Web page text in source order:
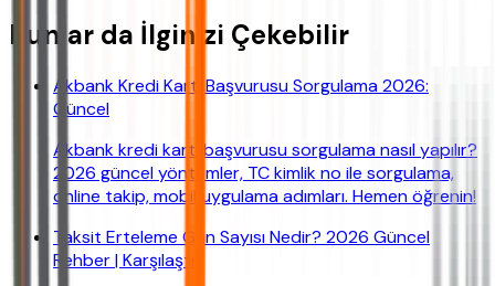
Bunlar da İlginizi Çekebilir
Akbank Kredi Kartı Başvurusu Sorgulama 2026:
Güncel
Akbank kredi kartı başvurusu sorgulama nasıl yapılır?
2026 güncel yöntemler, TC kimlik no ile sorgulama,
online takip, mobil uygulama adımları. Hemen öğrenin!
Taksit Erteleme Gün Sayısı Nedir? 2026 Güncel
Rehber | Karşılaştır